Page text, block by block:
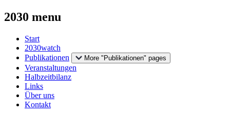
2030 menu
Start
2030watch
Publikationen
More "Publikationen" pages
Veranstaltungen
Halbzeitbilanz
Links
Über uns
Kontakt